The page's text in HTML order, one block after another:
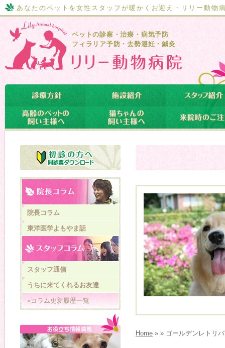
あなたのペットを女性スタッフが暖かくお迎え・リリー動物
ペットの診察・治療・病気予防
フィラリア予防・去勢避妊・鍼灸
Home » » ゴールデンレトリ
院長コラム
東洋医学よもやま話
スタッフ通信
うちに来てくれるお友達
»コラム更新履歴一覧